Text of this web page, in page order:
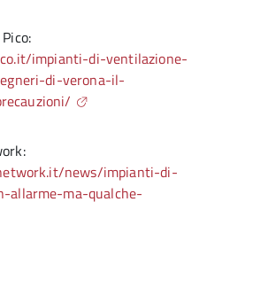
impianti-di-ventilazione-
di-verona-il-
news/impianti-di-
allarme-ma-qualche-